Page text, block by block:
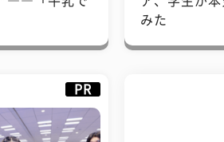
みた
PR